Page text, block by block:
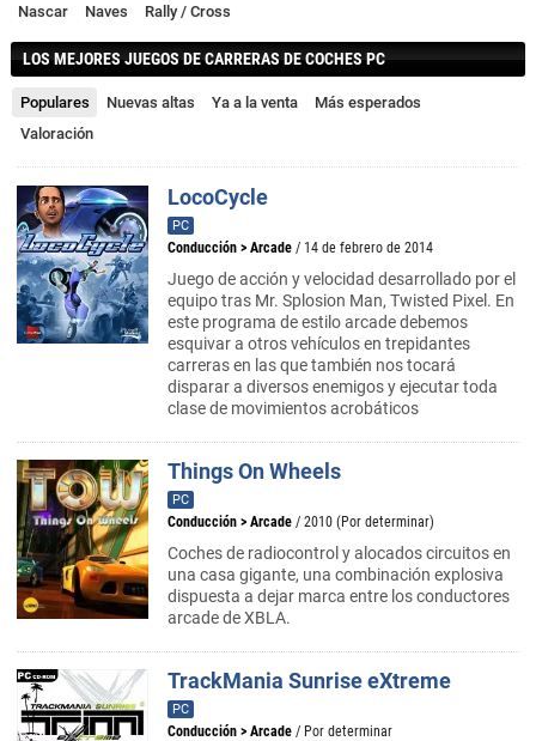
Nascar
Naves Rally / Cross
LOS MEJORES JUEGOS DE CARRERAS DE COCHES PC
Populares Nuevas altas Ya a la venta
Más esperados
Valoración
LocoCycle
PC
Conducción > Arcade / 14 de febrero de 2014
Juego de acción y velocidad desarrollado por el
equipo tras Mr. Splosion Man, Twisted Pixel. En
este programa de estilo arcade debemos
esquivar a otros vehículos en trepidantes
carreras en las que también nos tocará
disparar a diversos enemigos y ejecutar toda
clase de movimientos acrobáticos
Things On Wheels
PC
Conducción > Arcade / 2010 (Por determinar)
Coches de radiocontrol y alocados circuitos en
una casa gigante, una combinación explosiva
dispuesta a dejar marca entre los conductores
arcade de XBLA.
TrackMania Sunrise eXtreme
PC
Conducción > Arcade / Por determinar